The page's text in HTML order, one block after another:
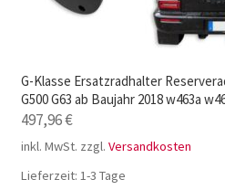
G-Klasse Ersatzradhalter
G500 G63 ab Baujahr 2018 w463a
497,96€
inkl. MwSt. zzgl. Versandkosten
Lieferzeit: 1-3 Tage